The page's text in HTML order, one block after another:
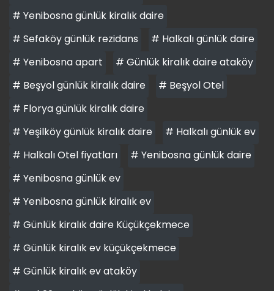
# Yenibosna günlük kiralık daire
# Sefaköy günlük rezidans
# Halkalı günlük daire
# Yenibosna apart
# Günlük kiralık daire ataköy
# Beşyol günlük kiralık daire
# Beşyol Otel
# Florya günlük kiralık daire
# Yeşilköy günlük kiralık daire
# Halkalı günlük ev
# Halkalı Otel fiyatları
# Yenibosna günlük daire
# Yenibosna günlük ev
# Yenibosna günlük kiralık ev
# Günlük kiralık daire Küçükçekmece
# Günlük kiralık ev küçükçekmece
# Günlük kiralık ev ataköy